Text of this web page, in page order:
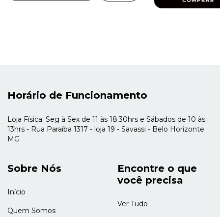
Horário de Funcionamento
Loja Física: Seg à Sex de 11 às 18:30hrs e Sábados de 10 às
13hrs - Rua Paraíba 1317 - loja 19 - Savassi - Belo Horizonte
MG
Sobre Nós
Início
Quem Somos
Encontre o que
você precisa
Ver Tudo